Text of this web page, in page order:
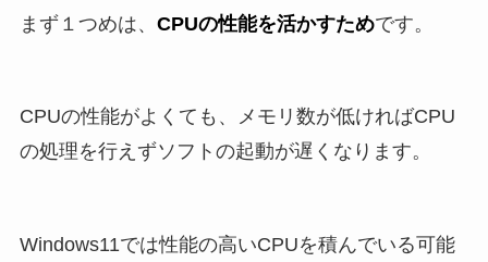
まず１つめは、 CPUの性能を活かすためです。
CPUの性能がよくても、メモリ数が低ければCPU
の処理を行えずソフトの起動が遅くなります。
Windows11では性能の高いCPUを積んでいる可能